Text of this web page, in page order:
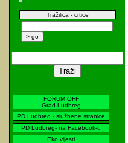
Tražilica - crtice
FORUM OFF
Grad Ludbreg
PD Ludbreg - službene stranice
PD Ludbreg- na Facebook-u
Eko vijesti